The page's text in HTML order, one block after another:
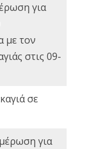
για
με τον
στις 09-
σε
για